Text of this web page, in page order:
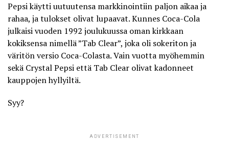
Pepsi käytti uutuutensa markkinointiin paljon aikaa ja
rahaa, ja tulokset olivat lupaavat. Kunnes Coca-Cola
julkaisi vuoden 1992 joulukuussa oman kirkkaan
kokiksensa nimellä ”Tab Clear”, joka oli sokeriton ja
väritön versio Coca-Colasta. Vain vuotta myöhemmin
sekä Crystal Pepsi että Tab Clear olivat kadonneet
kauppojen hyllyiltä.
Syy?
ADVERTISEMENT